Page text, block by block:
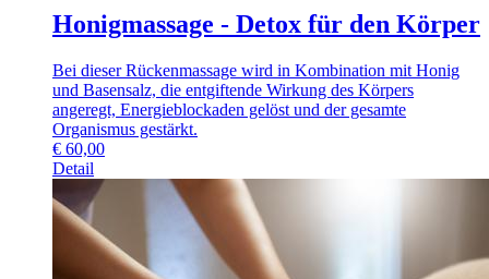
Honigmassage - Detox für den Körper
Bei dieser Rückenmassage wird in Kombination mit Honig
und Basensalz, die entgiftende Wirkung des Körpers
angeregt, Energieblockaden gelöst und der gesamte
Organismus gestärkt.
€ 60,00
Detail